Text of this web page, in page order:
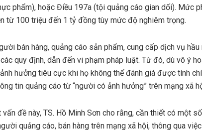
phẩm), hoặc Điều 197a (tội quảng cáo gian dối). Mức
từ 100 triệu đến 1 tỷ đồng tùy mức độ nghiêm trọng.
bán hàng, quảng cáo sản phẩm, cung cấp dịch vụ
quy định, dẫn đến vi phạm pháp luật. Từ đó, dù vô ý
hưởng tiêu cực khi họ không thể đánh giá được tính
tin quảng cáo từ “người có ảnh hưởng” trên mạng xã
đề này, TS. Hồ Minh Sơn cho rằng, cần thiết có một
quảng cáo, bán hàng trên mạng xã hội, thông qua